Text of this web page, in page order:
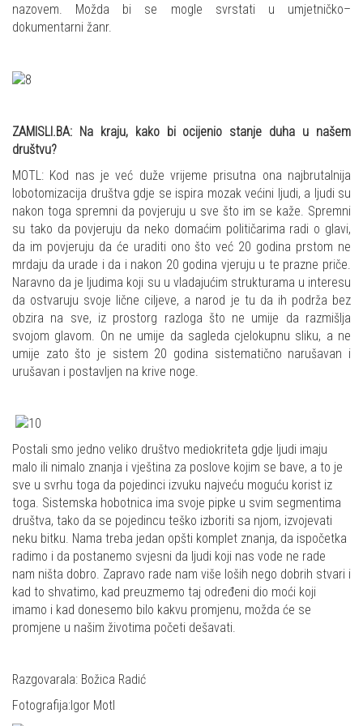
nazovem. Možda bi se mogle svrstati u umjetničko–
dokumentarni žanr.
ZAMISLI.BA: Na kraju, kako bi ocijenio stanje duha u našem
društvu?
MOTL: Kod nas je već duže vrijeme prisutna ona najbrutalnija
lobotomizacija društva gdje se ispira mozak većini ljudi, a ljudi su
nakon toga spremni da povjeruju u sve što im se kaže. Spremni
su tako da povjeruju da neko domaćim političarima radi o glavi,
da im povjeruju da će uraditi ono što već 20 godina prstom ne
mrdaju da urade i da i nakon 20 godina vjeruju u te prazne priče.
Naravno da je ljudima koji su u vladajućim strukturama u interesu
da ostvaruju svoje lične ciljeve, a narod je tu da ih podrža bez
obzira na sve, iz prostorg razloga što ne umije da razmišlja
svojom glavom. On ne umije da sagleda cjelokupnu sliku, a ne
umije zato što je sistem 20 godina sistematično narušavan i
urušavan i postavljen na krive noge.
Postali smo jedno veliko društvo mediokriteta gdje ljudi imaju
malo ili nimalo znanja i vještina za poslove kojim se bave, a to je
sve u svrhu toga da pojedinci izvuku najveću moguću korist iz
toga. Sistemska hobotnica ima svoje pipke u svim segmentima
društva, tako da se pojedincu teško izboriti sa njom, izvojevati
neku bitku. Nama treba jedan opšti komplet znanja, da ispočetka
radimo i da postanemo svjesni da ljudi koji nas vode ne rade
nam ništa dobro. Zapravo rade nam više loših nego dobrih stvari i
kad to shvatimo, kad preuzmemo taj određeni dio moći koji
imamo i kad donesemo bilo kakvu promjenu, možda će se
promjene u našim životima početi dešavati.
Razgovarala: Božica Radić
Fotografija:Igor Motl